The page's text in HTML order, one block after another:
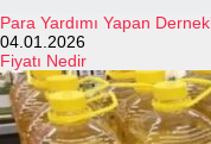
Para Yardımı Yapan
04.01.2026
Fiyatı Nedir